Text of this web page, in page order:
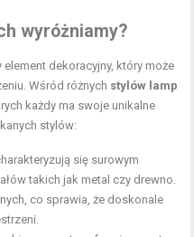
wyróżniamy?
dekoracyjny, który może
Wśród różnych stylów lamp
każdy ma swoje unikalne
stylów:
się surowym
takich jak metal czy drewno.
co sprawia, że doskonale